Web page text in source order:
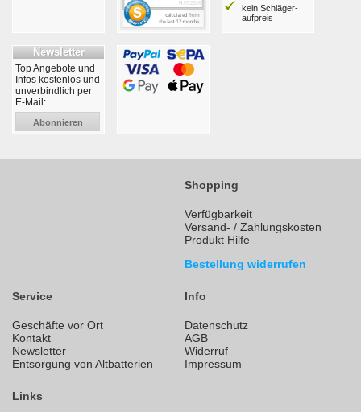
kein Schläger­
aufpreis
Newsletter
Top Angebote und
Infos kostenlos und
unverbindlich per
E-Mail:
Abonnieren
Shopping
Verfügbarkeit
Versand- / Zahlungskosten
Produkt Hilfe
Bestellung widerrufen
Service
Geschäfte vor Ort
Kontakt
Newsletter
Entsorgung von Altbatterien
Info
Datenschutz
AGB
Widerruf
Impressum
Links